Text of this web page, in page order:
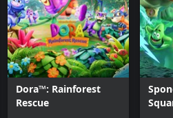
Dora™: Rainforest
Rescue